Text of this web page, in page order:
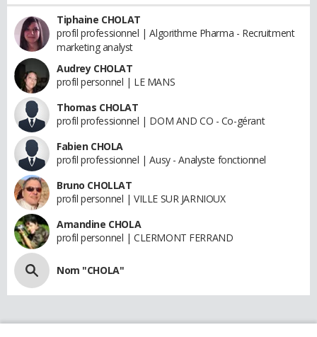
Tiphaine CHOLAT
profil professionnel | Algorithme Pharma - Recruitment
marketing analyst
Audrey CHOLAT
profil personnel | LE MANS
Thomas CHOLAT
profil professionnel | DOM AND CO - Co-gérant
Fabien CHOLA
profil professionnel | Ausy - Analyste fonctionnel
Bruno CHOLLAT
profil personnel | VILLE SUR JARNIOUX
Amandine CHOLA
profil personnel | CLERMONT FERRAND
Nom "CHOLA"